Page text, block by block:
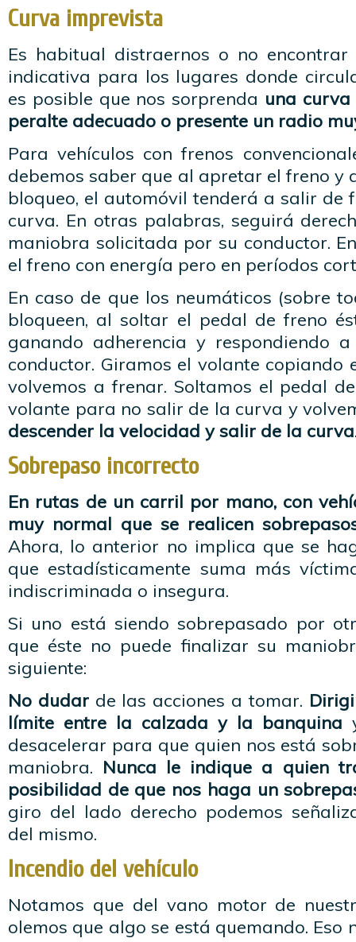
Curva imprevista
Es habitual distraernos o no
indicativa para los lugares donde
es posible que nos sorprenda una curva
peralte adecuado o presente un radio
Para vehículos con frenos
debemos saber que al apretar el freno y
bloqueo, el automóvil tenderá a salir de
curva. En otras palabras, seguirá
maniobra solicitada por su conductor.
el freno con energía pero en períodos
En caso de que los neumáticos (sobre
bloqueen, al soltar el pedal de freno
ganando adherencia y respondiendo
conductor. Giramos el volante
volvemos a frenar. Soltamos el pedal
volante para no salir de la curva y
descender la velocidad y salir de la curva
Sobrepaso incorrecto
En rutas de un carril por mano, con
muy normal que se realicen
Ahora, lo anterior no implica que se
que estadísticamente suma más
indiscriminada o insegura.
Si uno está siendo sobrepasado por
que éste no puede finalizar su
siguiente:
No dudarde las acciones a tomar.
límite entre la calzada y la banquina
desacelerar para que quien nos está
maniobra. Nunca le indique a quien
posibilidad de que nos haga un
giro del lado derecho podemos
del mismo.
Incendio del vehículo
Notamos que del vano motor de
olemos que algo se está quemando. Eso